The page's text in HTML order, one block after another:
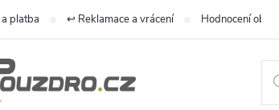
platba ↩️ Reklamace a vrácení Hodnocení